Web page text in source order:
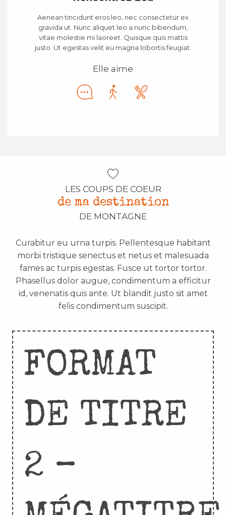
Aenean tincidunt eros leo, nec consectetur ex
gravida ut. Nunc aliquet leo a nunc bibendum,
vitae molestie mi laoreet. Quisque quis mattis
justo. Ut egestas velit eu magna lobortis feugiat.
Elle aime
LES COUPS DE COEUR
de ma destination
DE MONTAGNE
Curabitur eu urna turpis. Pellentesque habitant
morbi tristique senectus et netus et malesuada
fames ac turpis egestas. Fusce ut tortor tortor.
Phasellus dolor augue, condimentum a efficitur
id, venenatis quis ante. Ut blandit justo sit amet
felis condimentum suscipit.
FORMAT
DE TITRE
2 –